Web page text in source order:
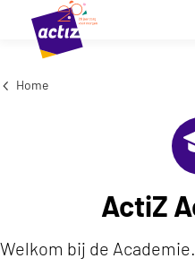
Naar hoofdinhoud
Naar menu
Home
ActiZ
Welkom bij de